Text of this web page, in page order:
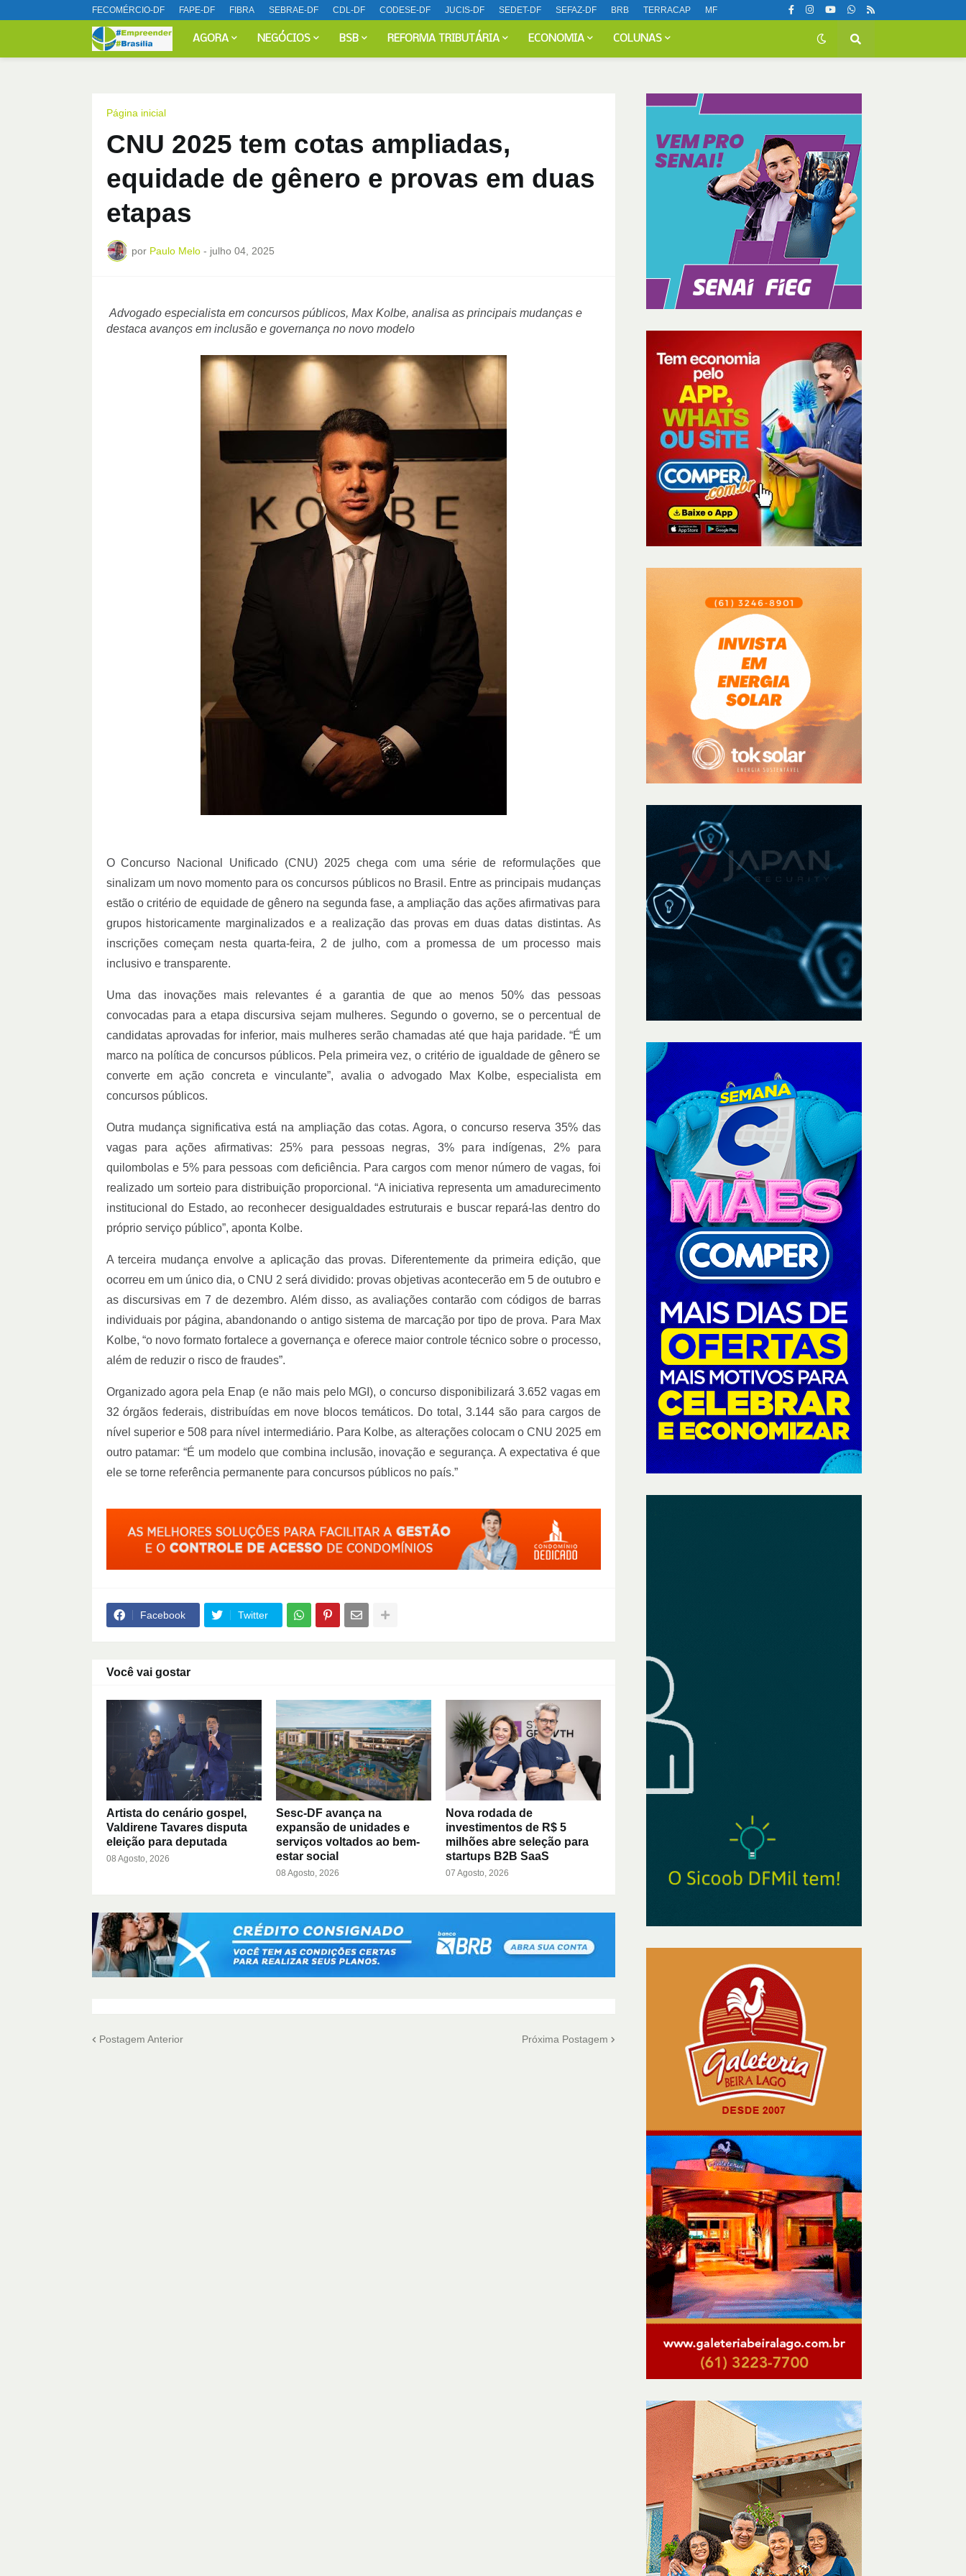
FECOMÉRCIO-DF FAPE-DF FIBRA SEBRAE-DF CDL-DF CODESE-DF JUCIS-DF SEDET-DF SEFAZ-DF BRB TERRACAP MF
AGORA NEGÓCIOS BSB REFORMA TRIBUTÁRIA ECONOMIA COLUNAS
Página inicial
CNU 2025 tem cotas ampliadas,
equidade de gênero e provas em duas
etapas
por Paulo Melo - julho 04, 2025
Advogado especialista em concursos públicos, Max Kolbe, analisa as principais mudanças e
destaca avanços em inclusão e governança no novo modelo
O Concurso Nacional Unificado (CNU) 2025 chega com uma série de reformulações que
sinalizam um novo momento para os concursos públicos no Brasil. Entre as principais mudanças
estão o critério de equidade de gênero na segunda fase, a ampliação das ações afirmativas para
grupos historicamente marginalizados e a realização das provas em duas datas distintas. As
inscrições começam nesta quarta-feira, 2 de julho, com a promessa de um processo mais
inclusivo e transparente.
Uma das inovações mais relevantes é a garantia de que ao menos 50% das pessoas
convocadas para a etapa discursiva sejam mulheres. Segundo o governo, se o percentual de
candidatas aprovadas for inferior, mais mulheres serão chamadas até que haja paridade. “É um
marco na política de concursos públicos. Pela primeira vez, o critério de igualdade de gênero se
converte em ação concreta e vinculante”, avalia o advogado Max Kolbe, especialista em
concursos públicos.
Outra mudança significativa está na ampliação das cotas. Agora, o concurso reserva 35% das
vagas para ações afirmativas: 25% para pessoas negras, 3% para indígenas, 2% para
quilombolas e 5% para pessoas com deficiência. Para cargos com menor número de vagas, foi
realizado um sorteio para distribuição proporcional. “A iniciativa representa um amadurecimento
institucional do Estado, ao reconhecer desigualdades estruturais e buscar repará-las dentro do
próprio serviço público”, aponta Kolbe.
A terceira mudança envolve a aplicação das provas. Diferentemente da primeira edição, que
ocorreu em um único dia, o CNU 2 será dividido: provas objetivas acontecerão em 5 de outubro e
as discursivas em 7 de dezembro. Além disso, as avaliações contarão com códigos de barras
individuais por página, abandonando o antigo sistema de marcação por tipo de prova. Para Max
Kolbe, “o novo formato fortalece a governança e oferece maior controle técnico sobre o processo,
além de reduzir o risco de fraudes”.
Organizado agora pela Enap (e não mais pelo MGI), o concurso disponibilizará 3.652 vagas em
32 órgãos federais, distribuídas em nove blocos temáticos. Do total, 3.144 são para cargos de
nível superior e 508 para nível intermediário. Para Kolbe, as alterações colocam o CNU 2025 em
outro patamar: “É um modelo que combina inclusão, inovação e segurança. A expectativa é que
ele se torne referência permanente para concursos públicos no país.”
Facebook Twitter
Você vai gostar
Artista do cenário gospel,
Valdirene Tavares disputa
eleição para deputada
08 Agosto, 2026
Sesc-DF avança na
expansão de unidades e
serviços voltados ao bem-
estar social
08 Agosto, 2026
Nova rodada de
investimentos de R$ 5
milhões abre seleção para
startups B2B SaaS
07 Agosto, 2026
Postagem Anterior Próxima Postagem